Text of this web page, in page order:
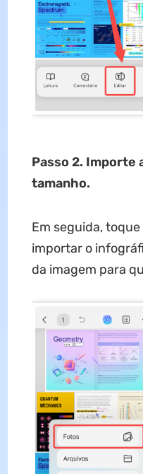
Passo 2. Importe
tamanho.
Em seguida, toque
importar o
da imagem para